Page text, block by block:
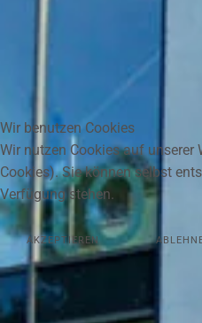
Wir benutzen Cookies
Wir nutzen Cookies auf unserer
Cookies). Sie können selbst
Verfügung stehen.
AKZEPTIEREN